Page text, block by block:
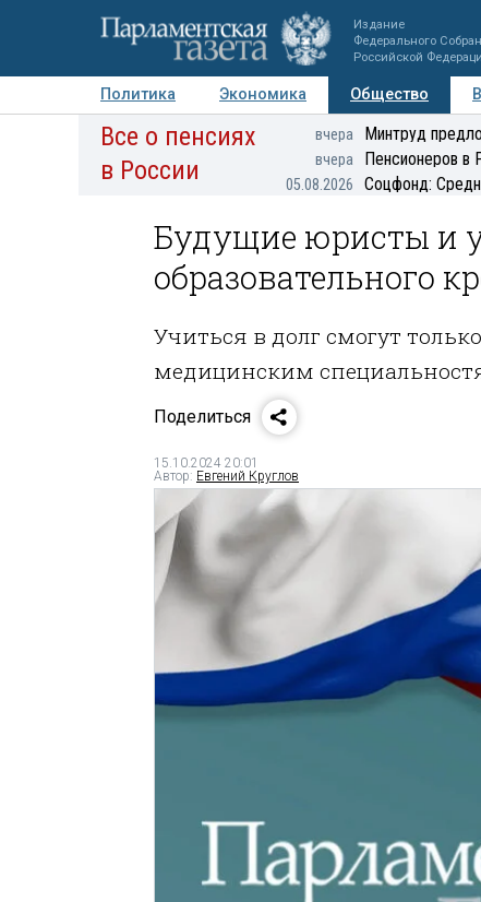
Издание
Федерального
Российской
Политика Экономика Общество
Авторы Персоны Мнения Регионы
Все о пенсиях
в России
вчера Минтруд
вчера Пенсионеров в
05.08.2026 Соцфонд:
Будущие юристы и
образовательного
Учиться в долг смогут
медицинским
Поделиться
15.10.2024 20:01
Автор: Евгений Круглов